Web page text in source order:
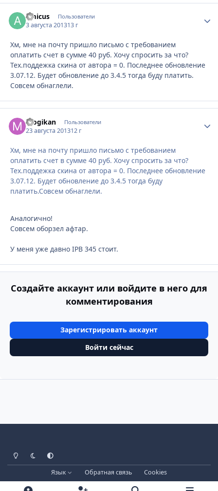
amicus Пользователи
3 августа 201313 г
Хм, мне на почту пришло письмо с требованием
оплатить счет в сумме 40 руб. Хочу спросить за что?
Тех.поддежка скина от автора = 0. Последнее обновление
3.07.12. Будет обновление до 3.4.5 тогда буду платить.
Совсем обнаглели.
mogikan Пользователи
23 августа 201312 г
Хм, мне на почту пришло письмо с требованием
оплатить счет в сумме 40 руб. Хочу спросить за что?
Тех.поддежка скина от автора = 0. Последнее обновление
3.07.12. Будет обновление до 3.4.5 тогда буду
платить.Совсем обнаглели.
Аналогично!
Совсем оборзел афтар.
У меня уже давно IPB 345 стоит.
Создайте аккаунт или войдите в него для
комментирования
Зарегистрировать аккаунт
Войти сейчас
Светлый режим
Тёмный режим
Системные настройки
Язык Обратная связь
Cookies
Лицензия зарегистрирована на IPBSkins.ru